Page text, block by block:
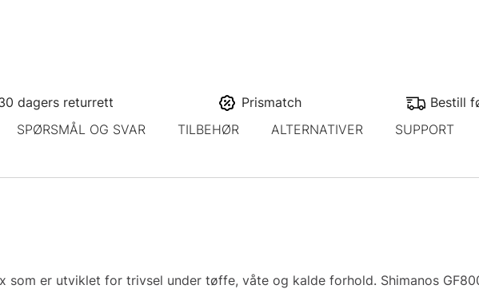
dagers returrett Prismatch
Bestill
SPØRSMÅL OG SVAR TILBEHØR ALTERNATIVER SUPPORT
som er utviklet for trivsel under tøffe, våte og kalde forhold. Shimanos